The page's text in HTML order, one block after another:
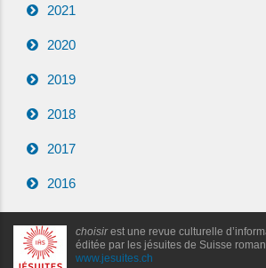
2021
2020
2019
2018
2017
2016
choisirest une revue culturelle
éditée par les jésuites de Suisse
www.jesuites.ch